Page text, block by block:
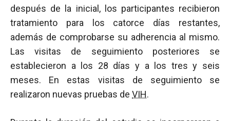
después de la inicial, los participantes recibieron
tratamiento para los catorce días restantes,
además de comprobarse su adherencia al mismo.
Las visitas de seguimiento posteriores se
establecieron a los 28 días y a los tres y seis
meses. En estas visitas de seguimiento se
realizaron nuevas pruebas de VIH.